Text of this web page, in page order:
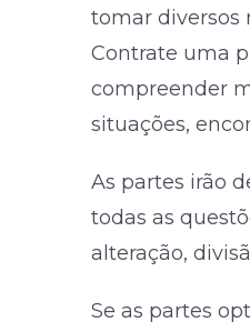
tomar diversos
Contrate uma
compreender
situações,
As partes irão
todas as
alteração,
Se as partes